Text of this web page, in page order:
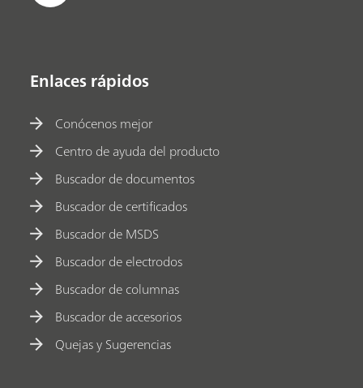
Enlaces rápidos
Conócenos mejor
Centro de ayuda del producto
Buscador de documentos
Buscador de certificados
Buscador de MSDS
Buscador de electrodos
Buscador de columnas
Buscador de accesorios
Quejas y Sugerencias